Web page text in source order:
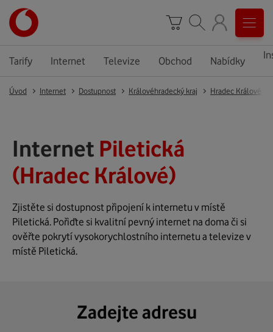
Tarify Internet Televize Obchod Nabídky
Úvod Internet Dostupnost Královéhradecký kraj Hradec Králové
Internet Piletická
(Hradec Králové)
Zjistěte si dostupnost připojení k internetu v místě
Piletická. Pořiďte si kvalitní pevný internet na doma či si
ověřte pokrytí vysokorychlostního internetu a televize v
místě Piletická.
Zadejte adresu